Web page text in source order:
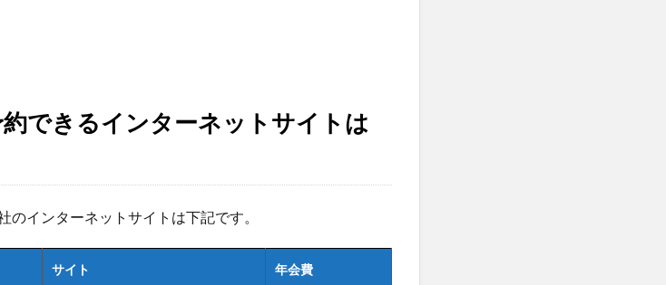
できるインターネットサイトは
のインターネットサイトは下記です。
サイト 年会費